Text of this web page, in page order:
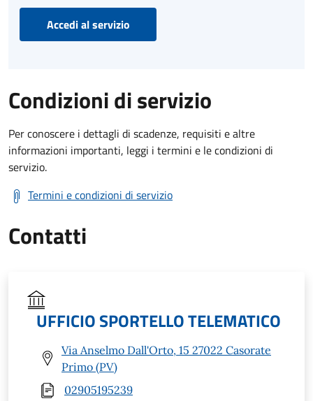
Accedi al servizio
Condizioni di servizio
Per conoscere i dettagli di scadenze, requisiti e altre
informazioni importanti, leggi i termini e le condizioni di
servizio.
Termini e condizioni di servizio
Contatti
UFFICIO SPORTELLO TELEMATICO
Via Anselmo Dall'Orto, 15 27022 Casorate
Primo (PV)
02905195239